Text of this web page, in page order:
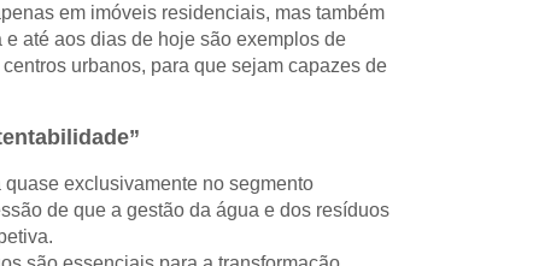
em imóveis residenciais, mas também
até aos dias de hoje são exemplos de
urbanos, para que sejam capazes de
exclusivamente no segmento
de que a gestão da água e dos resíduos